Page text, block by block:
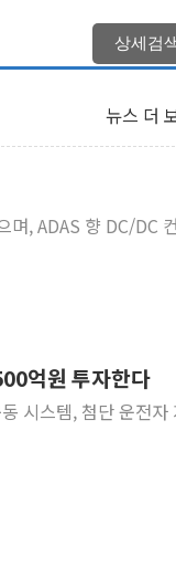
시장은 "또 개입했나" 촉
...美 고용 쇼크에 반
소 '쇼크'…9월 금리 인
미군 실종자 7359명
15% 부과…美 태양광
상세검
뉴스 더
며, ADAS 향 DC/DC
억원 투자한다
시스템, 첨단 운전자